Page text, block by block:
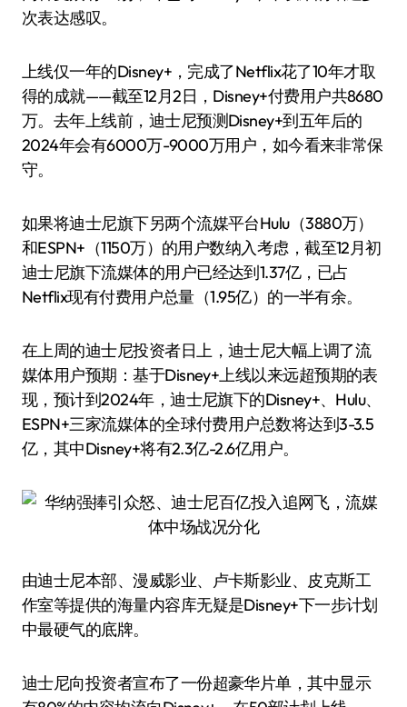
次表达感叹。
上线仅一年的Disney+，完成了Netflix花了10年才取
得的成就——截至12月2日，Disney+付费用户共8680
万。去年上线前，迪士尼预测Disney+到五年后的
2024年会有6000万-9000万用户，如今看来非常保
守。
如果将迪士尼旗下另两个流媒平台Hulu（3880万）
和ESPN+（1150万）的用户数纳入考虑，截至12月初
迪士尼旗下流媒体的用户已经达到1.37亿，已占
Netflix现有付费用户总量（1.95亿）的一半有余。
在上周的迪士尼投资者日上，迪士尼大幅上调了流
媒体用户预期：基于Disney+上线以来远超预期的表
现，预计到2024年，迪士尼旗下的Disney+、Hulu、
ESPN+三家流媒体的全球付费用户总数将达到3-3.5
亿，其中Disney+将有2.3亿-2.6亿用户。
由迪士尼本部、漫威影业、卢卡斯影业、皮克斯工
作室等提供的海量内容库无疑是Disney+下一步计划
中最硬气的底牌。
迪士尼向投资者宣布了一份超豪华片单，其中显示